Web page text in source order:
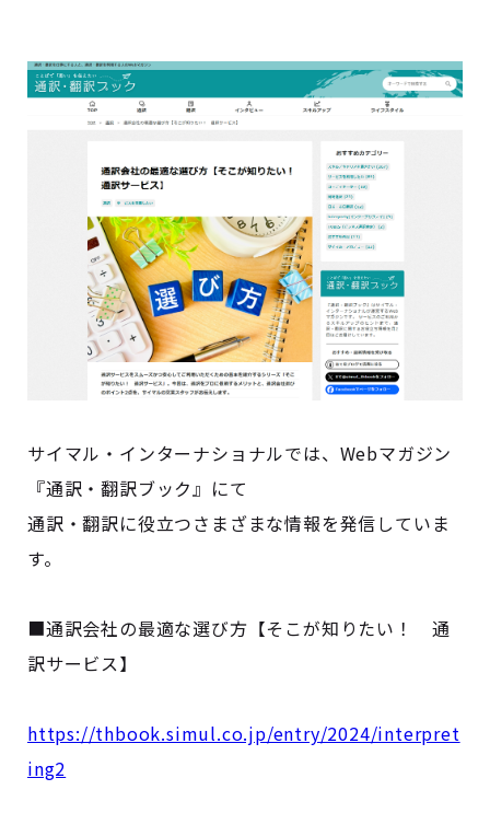
サイマル・インターナショナルでは、Webマガジン
『通訳・翻訳ブック』にて
通訳・翻訳に役立つさまざまな情報を発信していま
す。
■通訳会社の最適な選び方【そこが知りたい！ 通
訳サービス】
https://thbook.simul.co.jp/entry/2024/interpret
ing2